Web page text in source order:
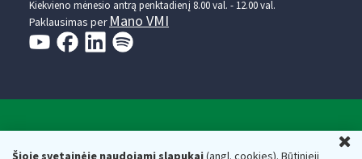
Kiekvieno mėnesio antrą penktadienį 8.00 val. - 12.00 val.
Paklausimas perMano VMI
Valstybinė mokesčių inspekcija prie Lietuvos